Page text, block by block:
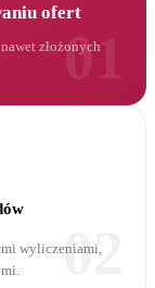
01
ofert
złożonych
02
wyliczeniami,